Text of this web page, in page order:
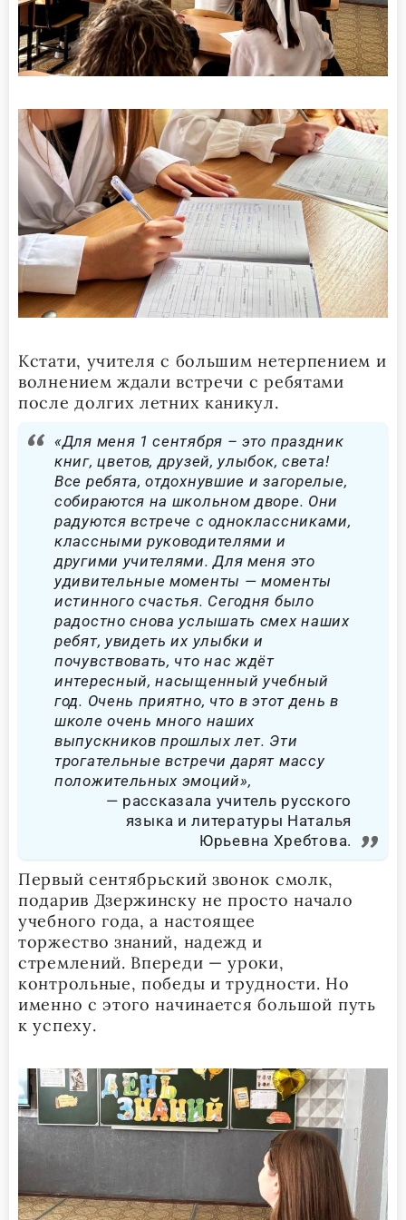
Кстати, учителя с большим нетерпением и
волнением ждали встречи с ребятами
после долгих летних каникул.
«Для меня 1 сентября – это праздник
книг, цветов, друзей, улыбок, света!
Все ребята, отдохнувшие и загорелые,
собираются на школьном дворе. Они
радуются встрече с одноклассниками,
классными руководителями и
другими учителями. Для меня это
удивительные моменты — моменты
истинного счастья. Сегодня было
радостно снова услышать смех наших
ребят, увидеть их улыбки и
почувствовать, что нас ждёт
интересный, насыщенный учебный
год. Очень приятно, что в этот день в
школе очень много наших
выпускников прошлых лет. Эти
трогательные встречи дарят массу
положительных эмоций»,
рассказала учитель русского
языка и литературы Наталья
Юрьевна Хребтова.
Первый сентябрьский звонок смолк,
подарив Дзержинску не просто начало
учебного года, а настоящее
торжество знаний, надежд и
стремлений. Впереди — уроки,
контрольные, победы и трудности. Но
именно с этого начинается большой путь
к успеху.